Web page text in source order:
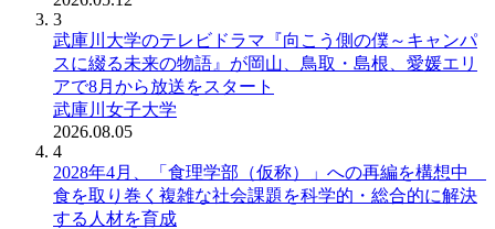
3
武庫川大学のテレビドラマ『向こう側の僕～キャンパ
スに綴る未来の物語』が岡山、鳥取・島根、愛媛エリ
アで8月から放送をスタート
武庫川女子大学
2026.08.05
4
2028年4月、「食理学部（仮称）」への再編を構想中
食を取り巻く複雑な社会課題を科学的・総合的に解決
する人材を育成